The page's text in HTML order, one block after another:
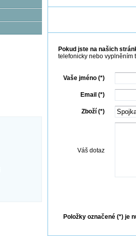
Pokud jste na našich
telefonicky nebo vyplněním
Vaše jméno (*)
Email (*)
Zboží (*)
Váš dotaz
Položky označené (*) je